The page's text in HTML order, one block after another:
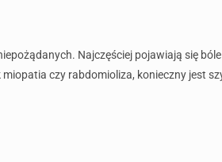
Najczęściej pojawiają się
czy rabdomioliza, konieczny jest